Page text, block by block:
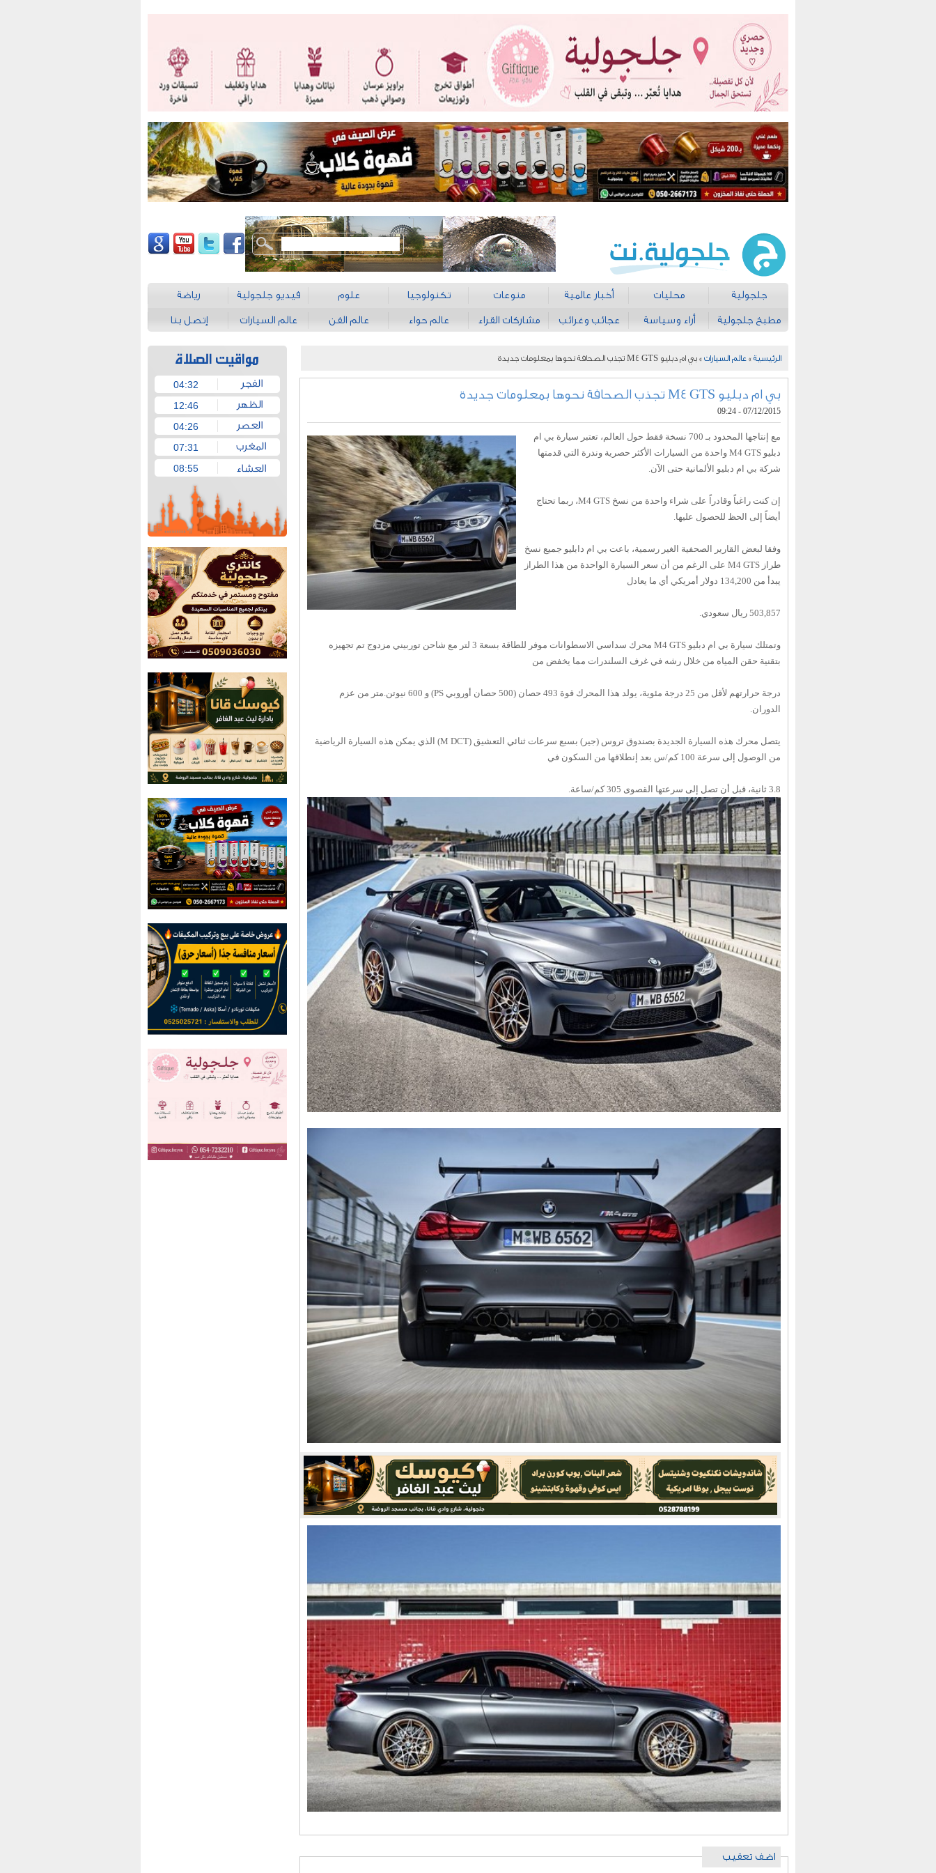
جلجولية محليات أخبار عالمية منوعات تكنولوجيا علوم فيديو جلجولية رياضة
مطبخ جلجولية أراء وسياسة عجائب وغرائب مشاركات القراء عالم حواء عالم الفن عالم السيارات إتصل بنا
الرئيسية » عالم السيارات » بي ام دبليو M4 GTS تجذب الصحافة نحوها بمعلومات جديدة
بي ام دبليو M4 GTS تجذب الصحافة نحوها بمعلومات جديدة
07/12/2015 - 09:24
مع إنتاجها المحدود بـ 700 نسخة فقط حول العالم، تعتبر سيارة بي ام
دبليو M4 GTS واحدة من السيارات الأكثر حصرية وندرة التي قدمتها
شركة بي ام دبليو الألمانية حتى الآن.
إن كنت راغباً وقادراً على شراء واحدة من نسخ M4 GTS، ربما تحتاج
أيضاً إلى الحظ للحصول عليها.
وفقا لبعض القارير الصحفية الغير رسمية، باعت بي ام دابليو جميع نسخ
طراز M4 GTS على الرغم من أن سعر السيارة الواحدة من هذا الطراز
يبدأ من 134,200 دولار أمريكي أي ما يعادل
503,857 ريال سعودي.
وتمتلك سيارة بي ام دبليو M4 GTS محرك سداسي الاسطوانات موفر للطاقة بسعة 3 لتر مع شاحن توربيني مزدوج تم تجهيزه
بتقنية حقن المياه من خلال رشه في غرف السلندرات مما يخفض من
درجة حرارتهم لأقل من 25 درجة مئوية، يولد هذا المحرك قوة 493 حصان (500 حصان أوروبي PS) و 600 نيوتن.متر من عزم
الدوران.
يتصل محرك هذه السيارة الجديدة بصندوق تروس (جير) بسبع سرعات ثنائي التعشيق (M DCT) الذي يمكن هذه السيارة الرياضية
من الوصول إلى سرعة 100 كم/س بعد إنطلاقها من السكون في
3.8 ثانية، قبل أن تصل إلى سرعتها القصوى 305 كم/ساعة.
اضف تعقيب
04:32
12:46
04:26
07:31
08:55